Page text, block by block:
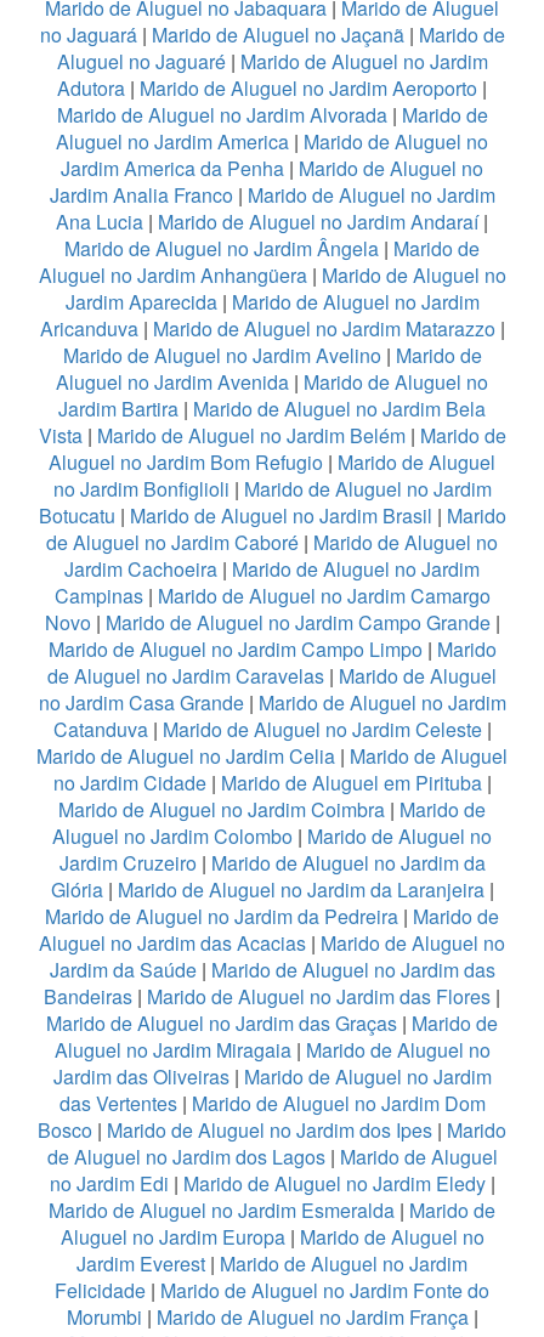
Marido de Aluguel no Jabaquara | Marido de Aluguel
no Jaguará| Marido de Aluguel no Jaçanã| Marido de
Aluguel no Jaguaré| Marido de Aluguel no Jardim
Adutora | Marido de Aluguel no Jardim Aeroporto |
Marido de Aluguel no Jardim Alvorada| Marido de
Aluguel no Jardim America | Marido de Aluguel no
Jardim America da Penha | Marido de Aluguel no
Jardim Analia Franco| Marido de Aluguel no Jardim
Ana Lucia | Marido de Aluguel no Jardim Andaraí|
Marido de Aluguel no Jardim Ângela | Marido de
Aluguel no Jardim Anhangüera| Marido de Aluguel no
Jardim Aparecida| Marido de Aluguel no Jardim
Aricanduva| Marido de Aluguel no Jardim Matarazzo|
Marido de Aluguel no Jardim Avelino| Marido de
Aluguel no Jardim Avenida | Marido de Aluguel no
Jardim Bartira | Marido de Aluguel no Jardim Bela
Vista| Marido de Aluguel no Jardim Belém| Marido de
Aluguel no Jardim Bom Refugio | Marido de Aluguel
no Jardim Bonfiglioli | Marido de Aluguel no Jardim
Botucatu | Marido de Aluguel no Jardim Brasil | Marido
de Aluguel no Jardim Caboré | Marido de Aluguel no
Jardim Cachoeira | Marido de Aluguel no Jardim
Campinas| Marido de Aluguel no Jardim Camargo
Novo| Marido de Aluguel no Jardim Campo Grande|
Marido de Aluguel no Jardim Campo Limpo| Marido
de Aluguel no Jardim Caravelas | Marido de Aluguel
no Jardim Casa Grande| Marido de Aluguel no Jardim
Catanduva| Marido de Aluguel no Jardim Celeste|
Marido de Aluguel no Jardim Celia | Marido de Aluguel
no Jardim Cidade| Marido de Aluguel em Pirituba|
Marido de Aluguel no Jardim Coimbra | Marido de
Aluguel no Jardim Colombo | Marido de Aluguel no
Jardim Cruzeiro| Marido de Aluguel no Jardim da
Glória| Marido de Aluguel no Jardim da Laranjeira|
Marido de Aluguel no Jardim da Pedreira | Marido de
Aluguel no Jardim das Acacias | Marido de Aluguel no
Jardim da Saúde| Marido de Aluguel no Jardim das
Bandeiras | Marido de Aluguel no Jardim das Flores |
Marido de Aluguel no Jardim das Graças | Marido de
Aluguel no Jardim Miragaia| Marido de Aluguel no
Jardim das Oliveiras| Marido de Aluguel no Jardim
das Vertentes| Marido de Aluguel no Jardim Dom
Bosco | Marido de Aluguel no Jardim dos Ipes | Marido
de Aluguel no Jardim dos Lagos| Marido de Aluguel
no Jardim Edi | Marido de Aluguel no Jardim Eledy|
Marido de Aluguel no Jardim Esmeralda | Marido de
Aluguel no Jardim Europa| Marido de Aluguel no
Jardim Everest | Marido de Aluguel no Jardim
Felicidade | Marido de Aluguel no Jardim Fonte do
Morumbi | Marido de Aluguel no Jardim França|